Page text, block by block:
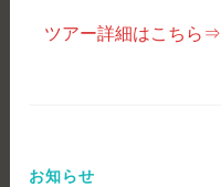
ツアー詳細はこちら⇒
お知らせ